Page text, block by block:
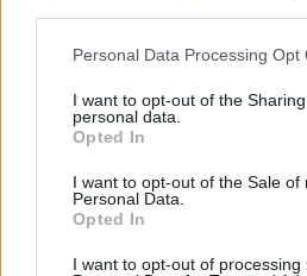
Personal Data Processing Opt
I want to opt-out of the
personal data.
Opted In
I want to opt-out of the Sale of
Personal Data.
Opted In
I want to opt-out of processing
Nyomtatott lapjaink
Székely Hírmondó
Sütibeállítások